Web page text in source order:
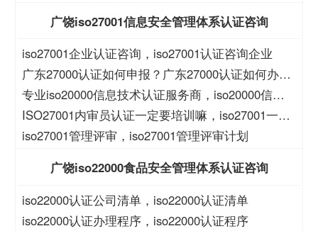
广饶iso27001信息安全管理体系认证咨询
iso27001企业认证咨询，iso27001认证咨询企业
广东27000认证如何申报？广东27000认证如何办
理？
专业iso20000信息技术认证服务商，iso20000信息
技术认证服务商
ISO27001内审员认证一定要培训嘛，iso27001一定
要培训么？
iso27001管理评审，iso27001管理评审计划
广饶iso22000食品安全管理体系认证咨询
iso22000认证公司清单，iso22000认证清单
iso22000认证办理程序，iso22000认证程序